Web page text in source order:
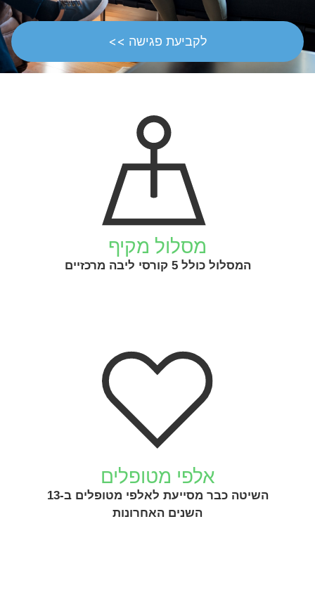
לקביעת פגישה >>
מסלול מקיף
המסלול כולל 5 קורסי ליבה מרכזיים
אלפי מטופלים
השיטה כבר מסייעת לאלפי מטופלים ב-13
השנים האחרונות